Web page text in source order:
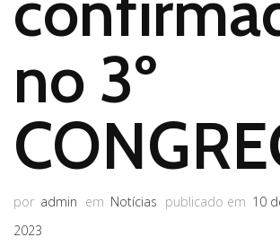
no 3º
por admin em Notícias publicado em 10
2023